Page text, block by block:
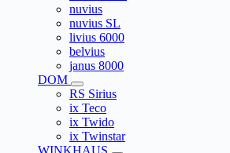
nuvius
nuvius SL
livius 6000
belvius
janus 8000
DOM
RS Sirius
ix Teco
ix Twido
ix Twinstar
WINKHAUS